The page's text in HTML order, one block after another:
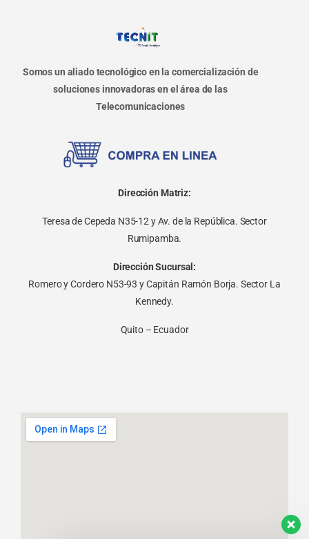
Somos un aliado tecnológico en la comercialización de
soluciones innovadoras en el área de las
Telecomunicaciones
Dirección Matriz:
Teresa de Cepeda N35-12 y Av. de la República. Sector
Rumipamba.
Dirección Sucursal:
Romero y Cordero N53-93 y Capitán Ramón Borja. Sector La
Kennedy.
Quito – Ecuador